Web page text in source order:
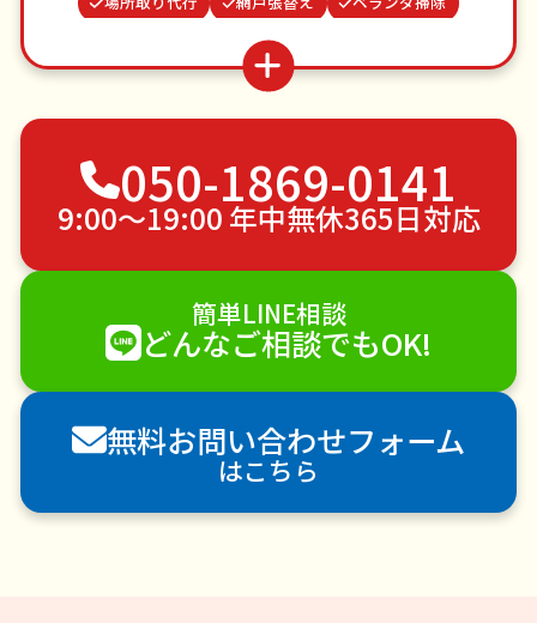
並び代行
謝罪代行
結婚式代理出席
病院付き添い
お墓参り代行
不用品回収
ゴミ屋敷片付け
植木の剪定
植木の伐採
手すり取り付け
ペットのお世話
エアコンクリーニング
DIY・日曜大工
ハウスクリーニング
雪かき・雪下ろし
電球交換
襖（ふすま）の張替え
空き家管理
各種代行
害獣駆除
防草シート施工
ナメクジ駆除
害虫駆除
050-1869-0141
9:00〜19:00 年中無休365日対応
簡単LINE相談
どんなご相談でもOK!
無料お問い合わせフォーム
はこちら